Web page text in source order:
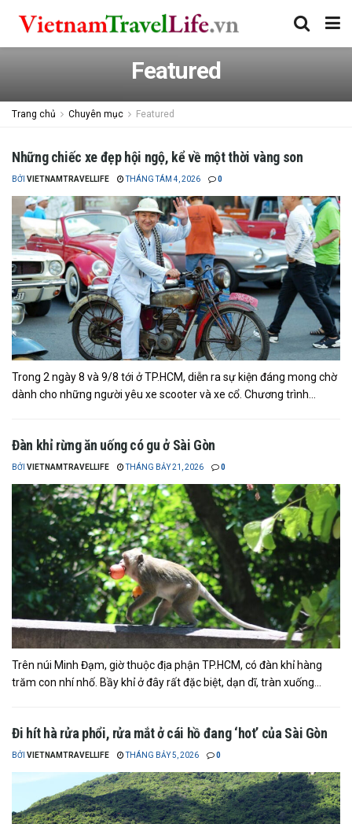
Featured
Trang chủ Chuyên mục Featured
Những chiếc xe đẹp hội ngộ, kể về một thời vàng son
BỞI VIETNAMTRAVELLIFE THÁNG TÁM 4, 2026 0
Trong 2 ngày 8 và 9/8 tới ở TP.HCM, diễn ra sự kiện đáng mong chờ
dành cho những người yêu xe scooter và xe cổ. Chương trình...
Đàn khỉ rừng ăn uống có gu ở Sài Gòn
BỞI VIETNAMTRAVELLIFE THÁNG BẢY 21, 2026 0
Trên núi Minh Đạm, giờ thuộc địa phận TP.HCM, có đàn khỉ hàng
trăm con nhí nhố. Bầy khỉ ở đây rất đặc biệt, dạn dĩ, tràn xuống...
Đi hít hà rửa phổi, rửa mắt ở cái hồ đang ‘hot’ của Sài Gòn
BỞI VIETNAMTRAVELLIFE THÁNG BẢY 5, 2026 0